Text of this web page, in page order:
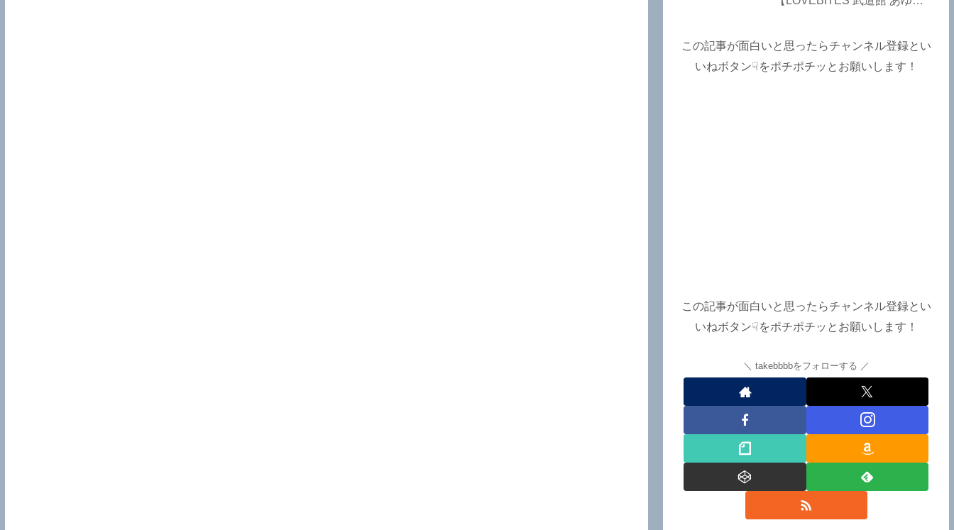
2025 セトリ】【LOVEBITES
海外の反応】あたりがトレン
ドキーワードのようです。
この記事が面白いと思ったらチャンネル登録とい
いねボタン☟をポチポチッとお願いします！
この記事が面白いと思ったらチャンネル登録とい
いねボタン☟をポチポチッとお願いします！
takebbbbをフォローする